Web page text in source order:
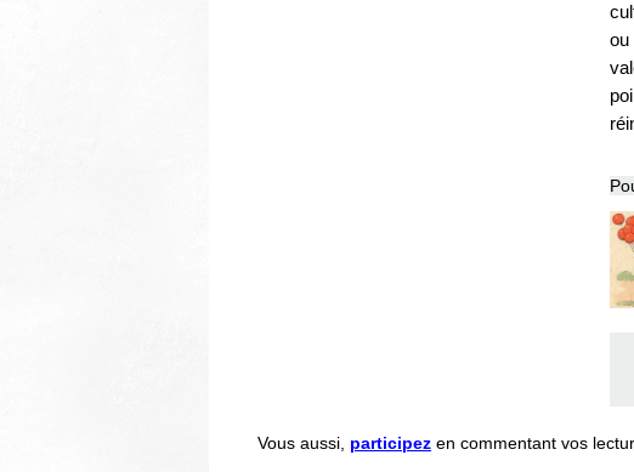
ou
Vous aussi, participez en commentant vos